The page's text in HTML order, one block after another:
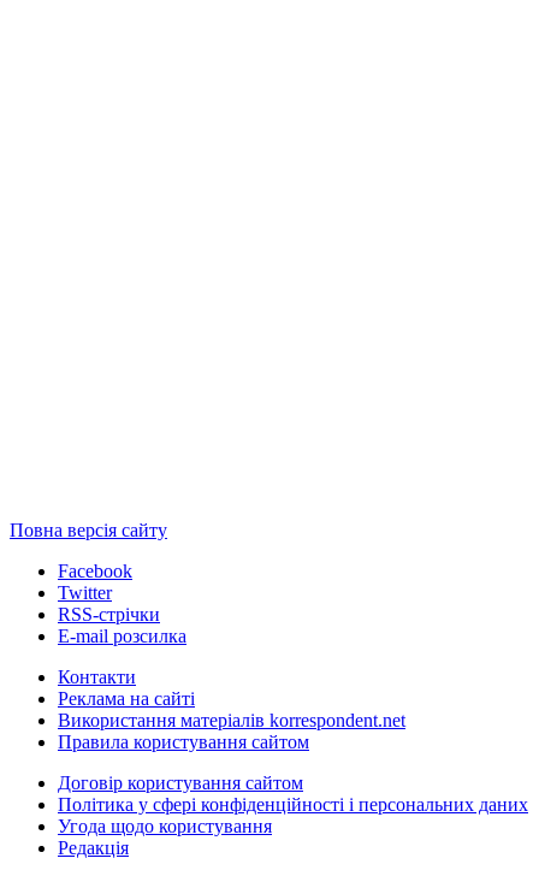
Повна версія сайту
Facebook
Twitter
RSS-стрічки
E-mail розсилка
Контакти
Реклама на сайті
Використання матеріалів korrespondent.net
Правила користування сайтом
Договір користування сайтом
Політика у сфері конфіденційності і персональних даних
Угода щодо користування
Редакція